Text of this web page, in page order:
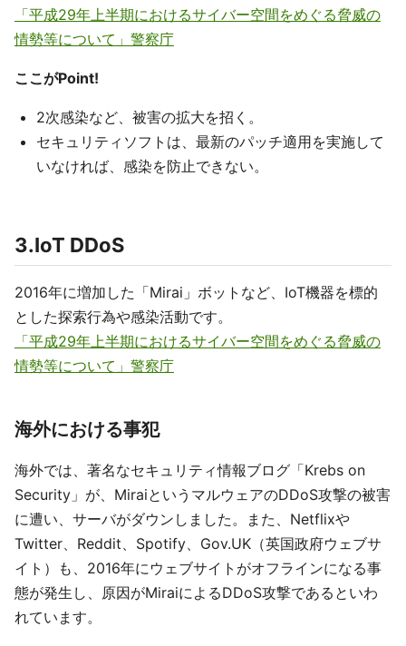
「平成29年上半期におけるサイバー空間をめぐる脅威の
情勢等について」警察庁
ここがPoint!
2次感染など、被害の拡大を招く。
セキュリティソフトは、最新のパッチ適用を実施して
いなければ、感染を防止できない。
3.IoT DDoS
2016年に増加した「Mirai」ボットなど、IoT機器を標的
とした探索行為や感染活動です。
「平成29年上半期におけるサイバー空間をめぐる脅威の
情勢等について」警察庁
海外における事犯
海外では、著名なセキュリティ情報ブログ「Krebs on
Security」が、MiraiというマルウェアのDDoS攻撃の被害
に遭い、サーバがダウンしました。また、Netflixや
Twitter、Reddit、Spotify、Gov.UK（英国政府ウェブサ
イト）も、2016年にウェブサイトがオフラインになる事
態が発生し、原因がMiraiによるDDoS攻撃であるといわ
れています。